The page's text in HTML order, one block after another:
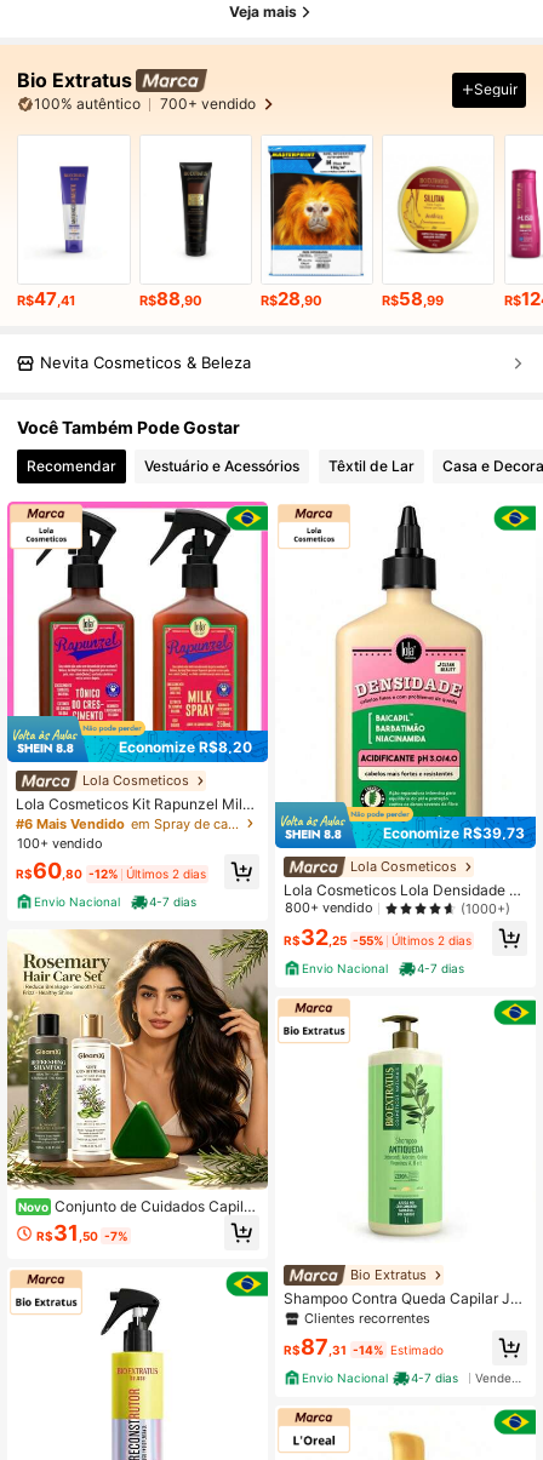
Veja mais
Bio Extratus
100% autêntico 700+ vendido
Seguir
R$47,41 R$88,90 R$28,90 R$58,99 R$
Nevita Cosmeticos & Beleza
Você Também Pode Gostar
Recomendar Vestuário e Acessórios Têxtil de Lar Casa e
Economize R$8,20
Lola Cosmeticos
Lola Cosmeticos Kit Rapunzel Milk
Spray 250ml + Tônico de Crescime
nto 250ml
#6 Mais Vendido
em Spray de cabelo nutritivo Tratamento Capilar
100+ vendido
R$60,80 -12% Últimos 2 dias
Envio Nacional
4-7 dias
Novo Conjunto de Cuidados Capilar
es de Alecrim, Shampoo + Condicio
nador + Barra de Shampoo, Control
e/Nutre o Couro Cabeludo/Equilibra
Óleo e Água, Mantém o Cabelo Fres
co por Mais Tempo, Cuidados Capil
ares Diários (100ml+100ml+120g)
R$31 ,50 -7%
Economize R$39,73
Lola Cosmeticos
Lola Cosmeticos Lola Densidade A
cidificante 250g
800+ vendido (1000+)
R$32 ,25 -55% Últimos 2 dias
Envio Nacional
4-7 dias
Bio Extratus
Shampoo Contra Queda Capilar Ja
borandi Bio Extratus 1 Litro
Clientes recorrentes
R$87,31 -14% Estimado
Envio Nacional
4-7 dias